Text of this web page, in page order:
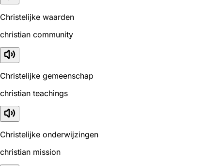
Christelijke waarden
christian community
Christelijke gemeenschap
christian teachings
Christelijke onderwijzingen
christian mission